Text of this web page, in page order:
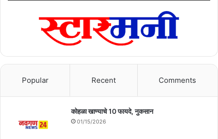
Popular Recent Comments
कोहळा खाण्याचे 10 फायदे, नुकसान
01/15/2026